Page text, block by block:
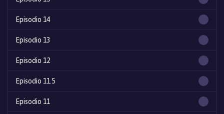
Episodio 14
Episodio 13
Episodio 12
Episodio 11.5
Episodio 11